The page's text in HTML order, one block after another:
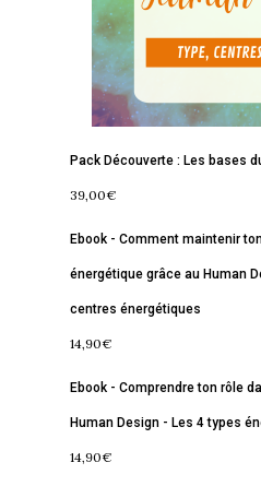
Pack Découverte : Les bases
39,00€
Ebook - Comment maintenir
énergétique grâce au Human
centres énergétiques
14,90€
Ebook - Comprendre ton rôle
Human Design - Les 4 types
14,90€